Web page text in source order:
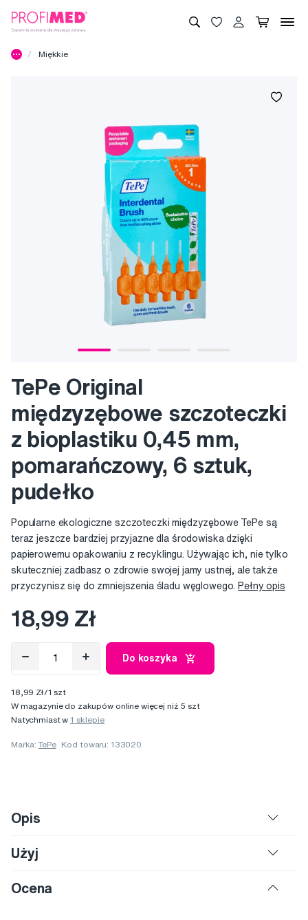
Miękkie
TePe Original
międzyzębowe szczoteczki
z bioplastiku 0,45 mm,
pomarańczowy, 6 sztuk,
pudełko
Popularne ekologiczne szczoteczki międzyzębowe TePe są
teraz jeszcze bardziej przyjazne dla środowiska dzięki
papierowemu opakowaniu z recyklingu. Używając ich, nie tylko
skuteczniej zadbasz o zdrowie swojej jamy ustnej, ale także
przyczynisz się do zmniejszenia śladu węglowego. Pełny opis
18,99 Zł
Do koszyka
18,99 Zł/1 szt
W magazynie do zakupów online więcej niż 5 szt
Natychmiast w1 sklepie
Marka:TePe Kod towaru: 133020
Opis
Użyj
Ocena